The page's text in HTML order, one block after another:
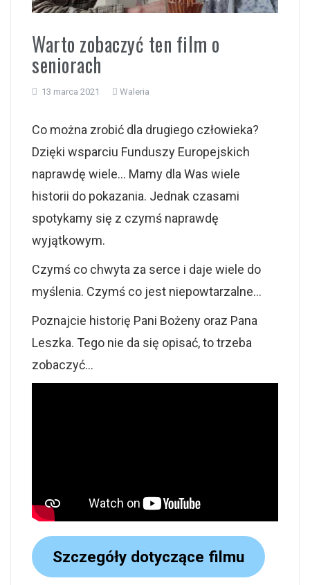
Warto zobaczyć ten film o
seniorach
13 marca 2021 Waleria
Co można zrobić dla drugiego człowieka?
Dzięki wsparciu Funduszy Europejskich
naprawdę wiele… Mamy dla Was wiele
historii do pokazania. Jednak czasami
spotykamy się z czymś naprawdę
wyjątkowym.
Czymś co chwyta za serce i daje wiele do
myślenia. Czymś co jest niepowtarzalne…
Poznajcie historię Pani Bożeny oraz Pana
Leszka. Tego nie da się opisać, to trzeba
zobaczyć…
Szczegóły dotyczące filmu